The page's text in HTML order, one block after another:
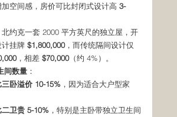
加空间感，房价可比封闭式设计高 3-
北约克一套 2000 平方英尺的独立屋，开
计挂牌 $1,800,000，而传统隔间设计仅
，相差 $70,000（约 4%）。
间数量 ：
三卧溢价 10-15% ，因为适合大户型家
二卫贵 5-10% ，特别是主卧带独立卫生间